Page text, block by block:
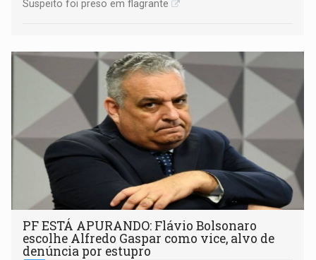
Suspeito foi preso em flagrante
PF ESTÁ APURANDO: Flávio Bolsonaro
escolhe Alfredo Gaspar como vice, alvo de
denúncia por estupro